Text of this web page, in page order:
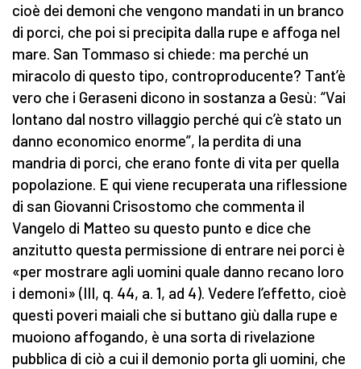
cioè dei demoni che vengono mandati in un branco
di porci, che poi si precipita dalla rupe e affoga nel
mare. San Tommaso si chiede: ma perché un
miracolo di questo tipo, controproducente? Tant’è
vero che i Geraseni dicono in sostanza a Gesù: “Vai
lontano dal nostro villaggio perché qui c’è stato un
danno economico enorme”, la perdita di una
mandria di porci, che erano fonte di vita per quella
popolazione. E qui viene recuperata una riflessione
di san Giovanni Crisostomo che commenta il
Vangelo di Matteo su questo punto e dice che
anzitutto questa permissione di entrare nei porci è
«per mostrare agli uomini quale danno recano loro
i demoni» (III, q. 44, a. 1, ad 4). Vedere l’effetto, cioè
questi poveri maiali che si buttano giù dalla rupe e
muoiono affogando, è una sorta di rivelazione
pubblica di ciò a cui il demonio porta gli uomini, che